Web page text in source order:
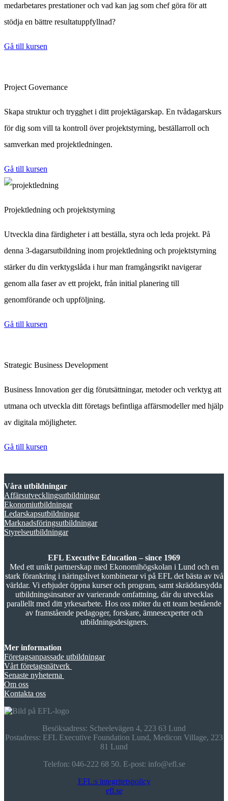
medarbetares prestationer och vad kan jag som chef göra för att
stödja en bättre resultatuppfyllnad?
Gå till kursen
Project Governance
Skapa struktur och trygghet i ditt projektägarskap. En tvådagarskurs
för dig som vill ta kontroll över projektstyrning, beställarroll och
samverkan med projektledningen.
Gå till kursen
Projektledning och projektstyrning
Utveckla dina färdigheter i att beställa, styra och leda projekt. På
denna 3-dagarsutbildning inom projektledning och projektstyrning
stärker du din verktygslåda i hur man framgångsrikt navigerar
genom alla faser av ett projekt, från initial planering till
genomförande och uppföljning.
Gå till kursen
Strategic Business Development
Business Innovation ger dig förutsättningar, metoder och verktyg att
utmana och utveckla ditt företags befintliga affärsmodeller med hjälp
av digitala möjligheter.
Gå till kursen
Våra utbildningar
Affärsutvecklingsutbildningar
Ekonomiutbildningar
Ledarskapsutbildningar
Marknadsföringsutbildningar
Styrelseutbildningar
EFL Executive Education – since 1969
Med ett unikt partnerskap med Ekonomihögskolan i Lund och en
stark förankring i näringslivet kombinerar vi på EFL det bästa av två
världar. Vi erbjuder öppna kurser och program, samt skräddarsydda
utbildningsinsatser av varierande omfattning, där du utvecklas
parallellt med ditt yrkesarbete. Hos oss möter du ett team bestående
av framstående pedagoger, forskare, ämnesexperter och
utbildningsdesigners.
Mer information
Företagsanpassade utbildningar
Vårt företagsnätverk
Senaste nyheterna
Om oss
Kontakta oss
Besöksadress: Scheelevägen 4, 223 63 Lund
Postadress: EFL Executive Foundation Lund, Medicon Village, 223
81 Lund
Telefon: 046­-222 68 50. E­-post: info@efl.se
EFL:s integritetspolicy
efl.se